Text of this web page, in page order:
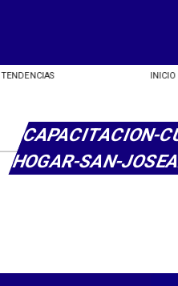
TENDENCIAS INICIO
CAPACITACION-
HOGAR-SAN-